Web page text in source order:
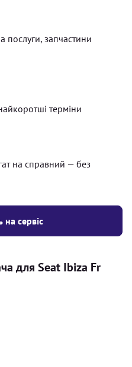
на сервіс
послуги, запчастини
терміни
на справний — без
для Seat Ibiza Fr